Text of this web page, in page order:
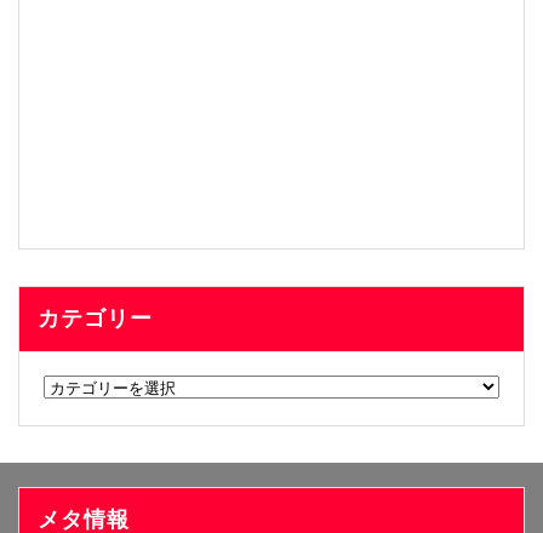
カテゴリー
カ
リ
ー
メタ情報